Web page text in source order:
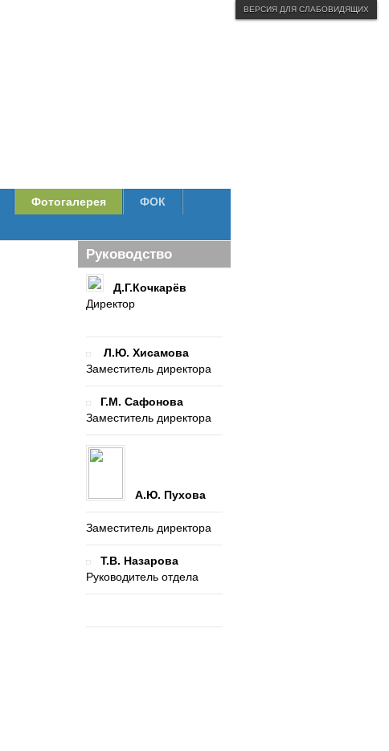
Фотогалерея
ФОК
ВЕРСИЯ ДЛЯ СЛАБОВИДЯЩИХ
Руководство
Д.Г.Кочкарёв
Директор
Л.Ю. Хисамова
Заместитель директора
Г.М. Сафонова
Заместитель директора
А.Ю. Пухова
Заместитель директора
Т.В. Назарова
Руководитель отдела